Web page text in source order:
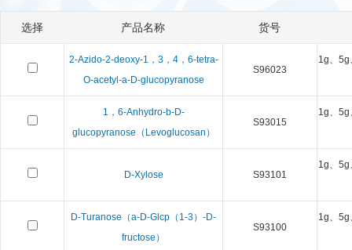
Biotez Berlin Diametra
Berry & Associates Zedira
LGC Maine Standards Biolife
选择 产品名称 货号
2-Azido-2-deoxy-1，3，4，6-tetra-
O-acetyl-a-D-glucopyranose
S96023
1g、
1，6-Anhydro-b-D-
glucopyranose（Levoglucosan）
S93015
1g、
D-Xylose S93101
1g、
D-Turanose（a-D-Glcp（1-3）-D-
fructose）
S93100
1g、